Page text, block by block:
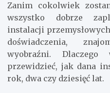
Zanim cokolwiek
wszystko dobrze
instalacji
doświadczenia,
wyobraźni. Dlaczego
przewidzieć, jak dana
rok, dwa czy dziesięć lat.